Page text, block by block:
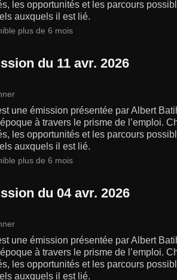
les opportunités et les parcours
auxquels il est lié.
plus de 6 mois
du 11 avr. 2026
une émission présentée par Albert
à travers le prisme de l’emploi.
les opportunités et les parcours
auxquels il est lié.
plus de 6 mois
du 04 avr. 2026
une émission présentée par Albert
à travers le prisme de l’emploi.
les opportunités et les parcours
auxquels il est lié.